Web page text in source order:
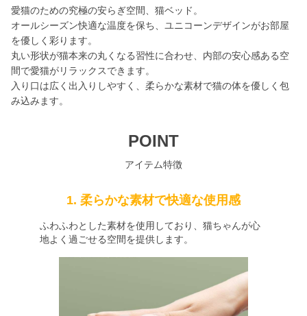
愛猫のための究極の安らぎ空間、猫ベッド。
オールシーズン快適な温度を保ち、ユニコーンデザインがお部屋
を優しく彩ります。
丸い形状が猫本来の丸くなる習性に合わせ、内部の安心感ある空
間で愛猫がリラックスできます。
入り口は広く出入りしやすく、柔らかな素材で猫の体を優しく包
み込みます。
POINT
アイテム特徴
1. 柔らかな素材で快適な使用感
ふわふわとした素材を使用しており、猫ちゃんが心
地よく過ごせる空間を提供します。